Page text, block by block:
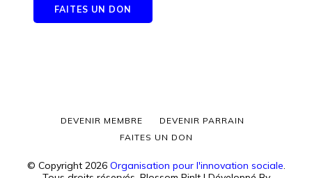
FAITES UN DON
© Copyright 2026 Organisation pour l'innovation sociale.
DEVENIR MEMBRE
DEVENIR PARRAIN
FAITES UN DON